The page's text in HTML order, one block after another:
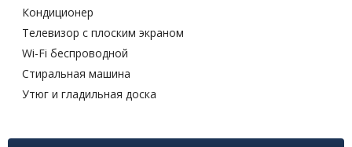
Кондиционер
Телевизор с плоским экраном
Wi-Fi беспроводной
Стиральная машина
Утюг и гладильная доска